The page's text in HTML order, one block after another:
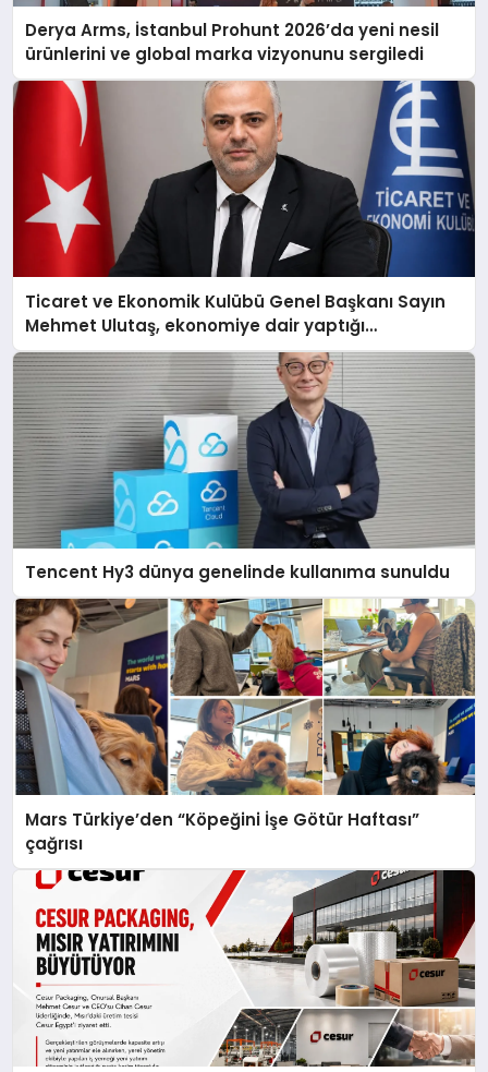
Derya Arms, İstanbul Prohunt 2026’da yeni nesil
ürünlerini ve global marka vizyonunu sergiledi
Ticaret ve Ekonomik Kulübü Genel Başkanı Sayın
Mehmet Ulutaş, ekonomiye dair yaptığı
açıklamada şunları kaydetti:
Tencent Hy3 dünya genelinde kullanıma sunuldu
Mars Türkiye’den “Köpeğini İşe Götür Haftası”
çağrısı